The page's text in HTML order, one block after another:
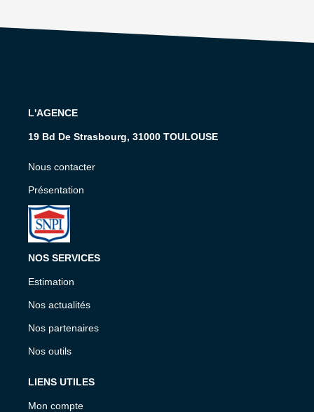
L'AGENCE
19 Bd De Strasbourg, 31000 TOULOUSE
Nous contacter
Présentation
NOS SERVICES
Estimation
Nos actualités
Nos partenaires
Nos outils
LIENS UTILES
Mon compte